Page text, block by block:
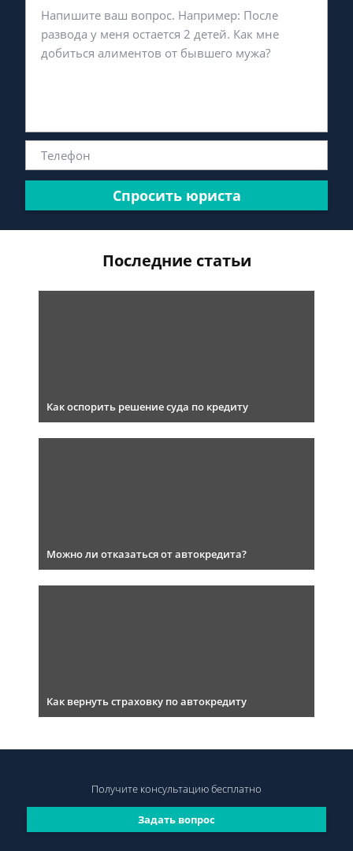
Спросить юриста
Последние статьи
Как оспорить решение суда по кредиту
Можно ли отказаться от автокредита?
Как вернуть страховку по автокредиту
Задать вопрос
Получите консультациюбесплатно